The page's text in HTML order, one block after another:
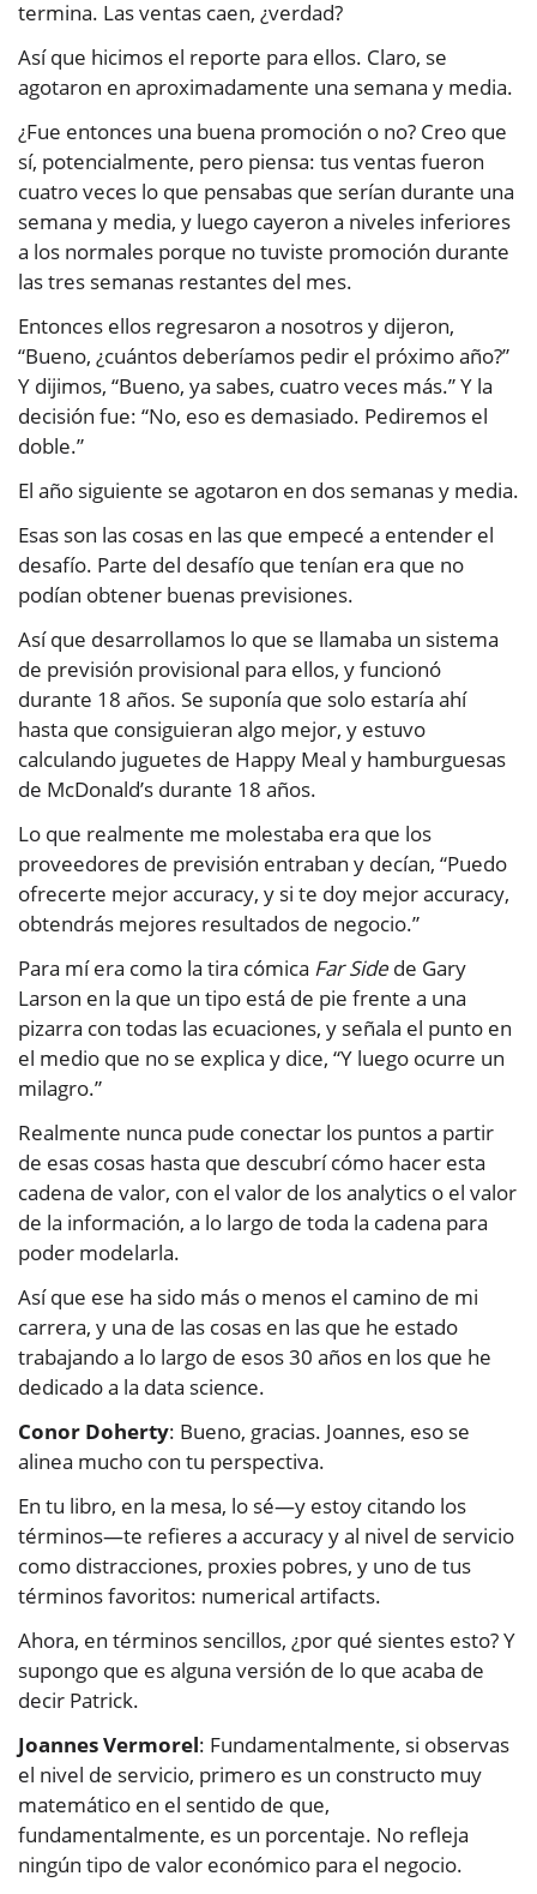
termina. Las ventas caen, ¿verdad?
Así que hicimos el reporte para ellos. Claro, se
agotaron en aproximadamente una semana y media.
¿Fue entonces una buena promoción o no? Creo que
sí, potencialmente, pero piensa: tus ventas fueron
cuatro veces lo que pensabas que serían durante una
semana y media, y luego cayeron a niveles inferiores
a los normales porque no tuviste promoción durante
las tres semanas restantes del mes.
Entonces ellos regresaron a nosotros y dijeron,
“Bueno, ¿cuántos deberíamos pedir el próximo año?”
Y dijimos, “Bueno, ya sabes, cuatro veces más.” Y la
decisión fue: “No, eso es demasiado. Pediremos el
doble.”
El año siguiente se agotaron en dos semanas y media.
Esas son las cosas en las que empecé a entender el
desafío. Parte del desafío que tenían era que no
podían obtener buenas previsiones.
Así que desarrollamos lo que se llamaba un sistema
de previsión provisional para ellos, y funcionó
durante 18 años. Se suponía que solo estaría ahí
hasta que consiguieran algo mejor, y estuvo
calculando juguetes de Happy Meal y hamburguesas
de McDonald’s durante 18 años.
Lo que realmente me molestaba era que los
proveedores de previsión entraban y decían, “Puedo
ofrecerte mejor accuracy, y si te doy mejor accuracy,
obtendrás mejores resultados de negocio.”
Para mí era como la tira cómica Far Sidede Gary
Larson en la que un tipo está de pie frente a una
pizarra con todas las ecuaciones, y señala el punto en
el medio que no se explica y dice, “Y luego ocurre un
milagro.”
Realmente nunca pude conectar los puntos a partir
de esas cosas hasta que descubrí cómo hacer esta
cadena de valor, con el valor de los analytics o el valor
de la información, a lo largo de toda la cadena para
poder modelarla.
Así que ese ha sido más o menos el camino de mi
carrera, y una de las cosas en las que he estado
trabajando a lo largo de esos 30 años en los que he
dedicado a la data science.
Conor Doherty: Bueno, gracias. Joannes, eso se
alinea mucho con tu perspectiva.
En tu libro, en la mesa, lo sé—y estoy citando los
términos—te refieres a accuracy y al nivel de servicio
como distracciones, proxies pobres, y uno de tus
términos favoritos: numerical artifacts.
Ahora, en términos sencillos, ¿por qué sientes esto? Y
supongo que es alguna versión de lo que acaba de
decir Patrick.
Joannes Vermorel: Fundamentalmente, si observas
el nivel de servicio, primero es un constructo muy
matemático en el sentido de que,
fundamentalmente, es un porcentaje. No refleja
ningún tipo de valor económico para el negocio.